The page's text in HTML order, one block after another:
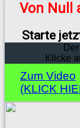
Von Null
Starte
Klicke
Zum Video
(KLICK